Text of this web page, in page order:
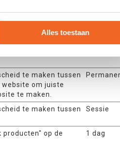
Alles toestaan
de bezoeker.
te maken tussen
om juiste
te maken.
te maken tussen
Sessie
op de
1 dag